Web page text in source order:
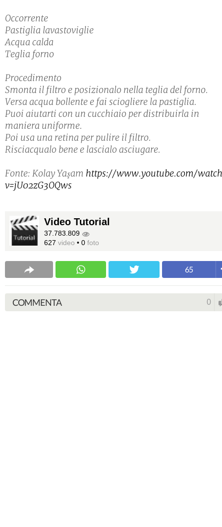
Occorrente
Pastiglia lavastoviglie
Acqua calda
Teglia forno
Procedimento
Smonta il filtro e posizionalo nella teglia del forno.
Versa acqua bollente e fai sciogliere la pastiglia.
Puoi aiutarti con un cucchiaio per distribuirla in
maniera uniforme.
Poi usa una retina per pulire il filtro.
Risciacqualo bene e lascialo asciugare.
Fonte: Kolay Yaşam https://www.youtube.com/
v=jU02zG3OQws
Video Tutorial
37.783.809
627 video • 0 foto
65
COMMENTA 0